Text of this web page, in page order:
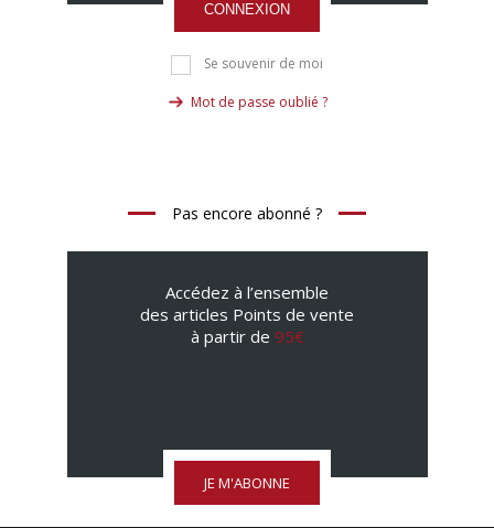
CONNEXION
Se souvenir de moi
Mot de passe oublié ?
Pas encore abonné ?
Accédez à l’ensemble
des articles Points de vente
à partir de 95€
JE M'ABONNE